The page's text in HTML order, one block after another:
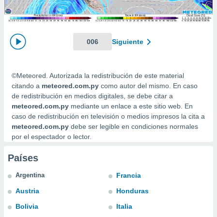
seguir
coste.
a la
la
todas
ya sean
nos
y análisis
así como
CONFIGURACIÓN
006 Siguiente
©Meteored. Autorizada la redistribución de este material
citando a meteored.com.py como autor del mismo. En caso
de redistribución en medios digitales, se debe citar a
meteored.com.py mediante un enlace a este sitio web. En
caso de redistribución en televisión o medios impresos la cita a
meteored.com.py debe ser legible en condiciones normales
por el espectador o lector.
Países
Argentina
Austria
Bolivia
Francia
Honduras
Italia